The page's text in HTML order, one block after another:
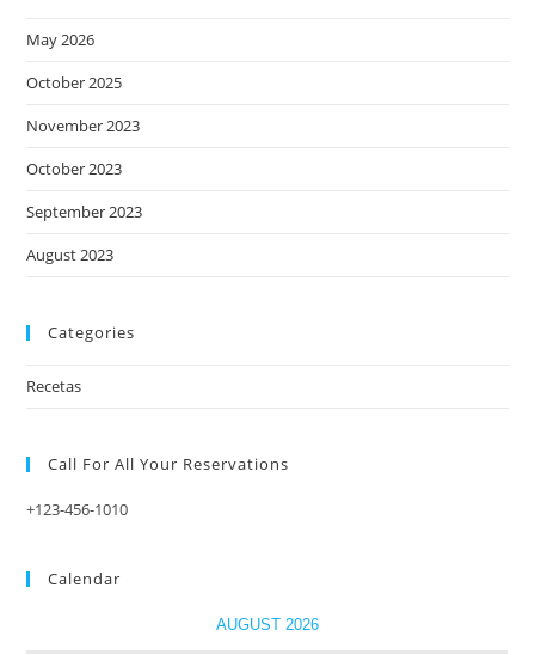
May 2026
October 2025
November 2023
October 2023
September 2023
August 2023
Categories
Recetas
Call For All Your​ Reservations
+123-456-1010
Calendar
AUGUST 2026